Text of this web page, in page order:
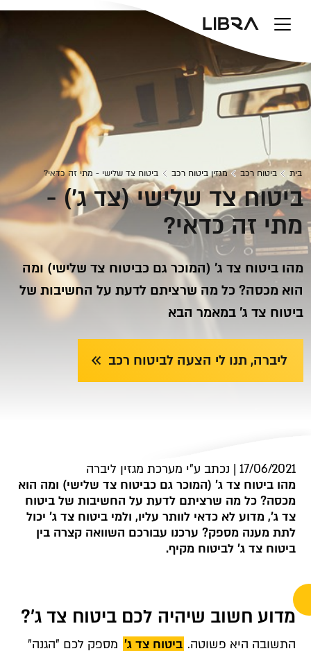
בית ביטוח רכב מגזין ביטוח רכב ביטוח צד שלישי - מתי זה כדאי?
ביטוח צד שלישי (צד ג') -
מתי זה כדאי?
מהו ביטוח צד ג' (המוכר גם כביטוח צד שלישי) ומה
הוא מכסה? כל מה שרציתם לדעת על החשיבות של
ביטוח צד ג' במאמר הבא
ליברה, תנו לי הצעה לביטוח רכב
17/06/2021 | נכתב ע"י מערכת מגזין ליברה
מהו ביטוח צד ג' (המוכר גם כביטוח צד שלישי) ומה הוא
מכסה? כל מה שרציתם לדעת על החשיבות של ביטוח
צד ג', מדוע לא כדאי לוותר עליו, ולמי ביטוח צד ג' יכול
לתת מענה מספק? ערכנו עבורכם השוואה קצרה בין
ביטוח צד ג' לביטוח מקיף.
מדוע חשוב שיהיה לכם ביטוח צד ג'?
התשובה היא פשוטה. ביטוח צד ג' מספק לכם "הגנה"